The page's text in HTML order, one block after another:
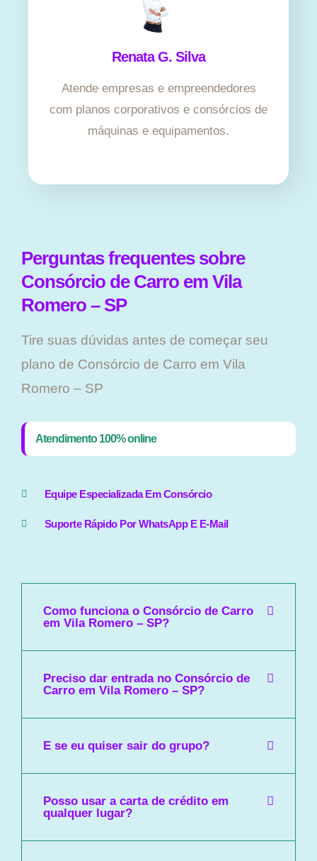
Renata G. Silva
Atende empresas e empreendedores
com planos corporativos e consórcios de
máquinas e equipamentos.
Perguntas frequentes sobre
Consórcio de Carro em Vila
Romero – SP
Tire suas dúvidas antes de começar seu
plano ​de Consórcio de Carro em Vila
Romero – SP
Atendimento 100% online
Equipe Especializada Em Consórcio
Suporte Rápido Por WhatsApp E E-Mail
Como funciona o Consórcio de Carro
em Vila Romero – SP?
Preciso dar entrada no Consórcio de
Carro em Vila Romero – SP?
E se eu quiser sair do grupo?
Posso usar a carta de crédito em
qualquer lugar?